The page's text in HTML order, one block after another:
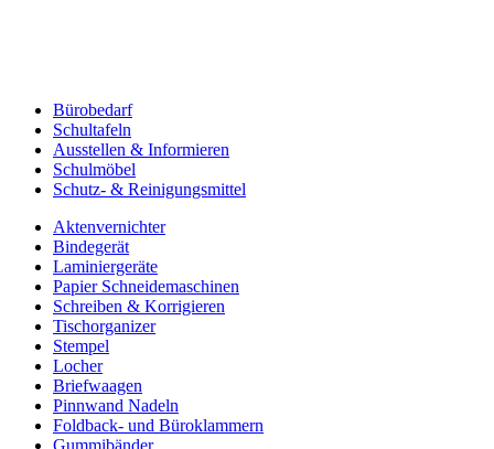
Bürobedarf
Schultafeln
Ausstellen & Informieren
Schulmöbel
Schutz- & Reinigungsmittel
Aktenvernichter
Bindegerät
Laminiergeräte
Papier Schneidemaschinen
Schreiben & Korrigieren
Tischorganizer
Stempel
Locher
Briefwaagen
Pinnwand Nadeln
Foldback- und Büroklammern
Gummibänder